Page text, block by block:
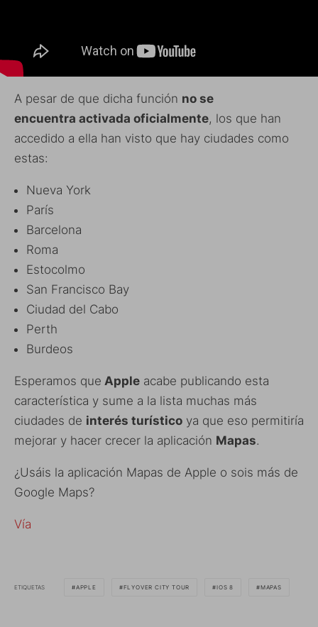
A pesar de que dicha función no se
encuentra activada oficialmente, los que han
accedido a ella han visto que hay ciudades como
estas:
Nueva York
París
Barcelona
Roma
Estocolmo
San Francisco Bay
Ciudad del Cabo
Perth
Burdeos
Esperamos que Apple acabe publicando esta
característica y sume a la lista muchas más
ciudades de interés turístico ya que eso permitiría
mejorar y hacer crecer la aplicación Mapas.
¿Usáis la aplicación Mapas de Apple o sois más de
Google Maps?
Vía
ETIQUETAS APPLE FLYOVER CITY TOUR IOS 8 MAPAS